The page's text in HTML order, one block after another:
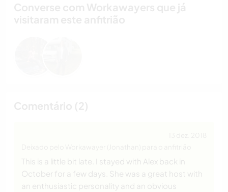
This is a little bit late. I stayed with Alex back in
October for a few days. She was a great host with
an enthusiastic personality and an obvious